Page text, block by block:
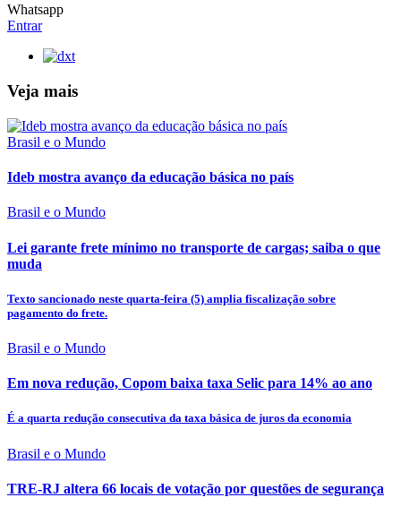
Whatsapp
Entrar
Veja mais
Brasil e o Mundo
Ideb mostra avanço da educação básica no país
Brasil e o Mundo
Lei garante frete mínimo no transporte de cargas; saiba o que
muda
Texto sancionado neste quarta-feira (5) amplia fiscalização sobre
pagamento do frete.
Brasil e o Mundo
Em nova redução, Copom baixa taxa Selic para 14% ao ano
É a quarta redução consecutiva da taxa básica de juros da economia
Brasil e o Mundo
TRE-RJ altera 66 locais de votação por questões de segurança